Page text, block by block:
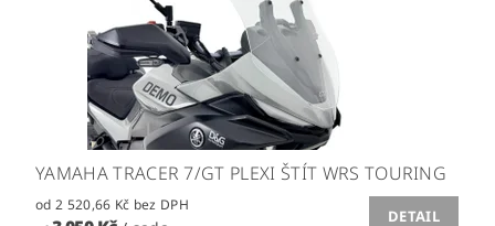
YAMAHA TRACER 7/GT PLEXI ŠTÍT WRS TOURING
od 2 520,66 Kč bez DPH
DETAIL